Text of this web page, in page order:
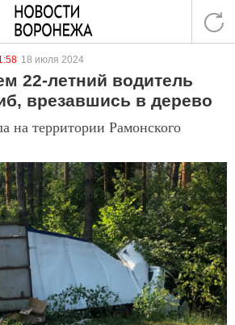
18 июля 2024
22-летний водитель
врезавшись в дерево
на территории Рамонского